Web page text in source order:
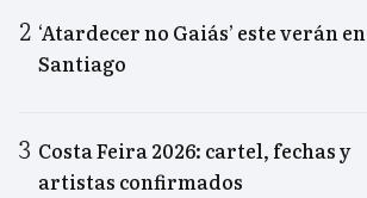
‘Atardecer no Gaiás’ este verán en
Santiago
Costa Feira 2026: cartel, fechas y
artistas confirmados